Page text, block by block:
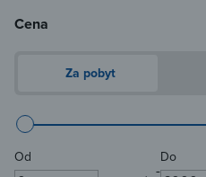
Cena
Za pobyt
Od
-
Do